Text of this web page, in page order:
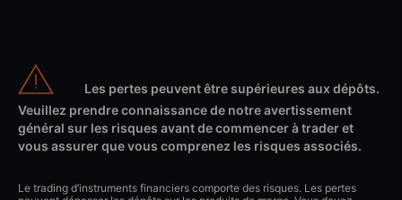
Les pertes peuvent être supérieures aux dépôts.
Veuillez prendre connaissance de notre avertissement
général sur les risques avant de commencer à trader et
vous assurer que vous comprenez les risques associés.
Le trading d’instruments financiers comporte des risques. Les pertes